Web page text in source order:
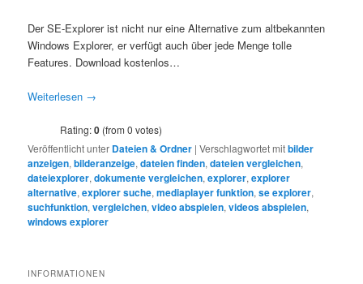
Der SE-Explorer ist nicht nur eine Alternative zum altbekannten
Windows Explorer, er verfügt auch über jede Menge tolle
Features. Download kostenlos…
Weiterlesen →
Rating:0 (from 0 votes)
Veröffentlicht unter Dateien & Ordner |Verschlagwortet mitbilder
anzeigen,bilderanzeige,dateien finden,dateien vergleichen,
dateiexplorer,dokumente vergleichen,explorer,explorer
alternative,explorer suche,mediaplayer funktion,se explorer,
suchfunktion,vergleichen,video abspielen,videos abspielen,
windows explorer
INFORMATIONEN